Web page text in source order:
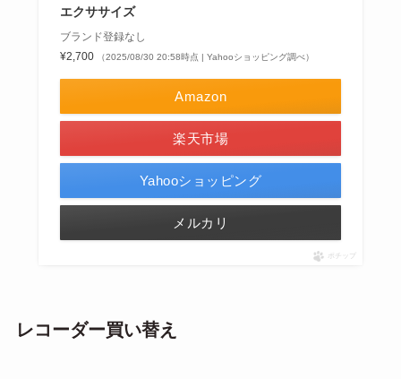
エクササイズ
ブランド登録なし
¥2,700
（2025/08/30 20:58時点 | Yahooショッピング調べ）
Amazon
楽天市場
Yahooショッピング
メルカリ
ポチップ
レコーダー買い替え